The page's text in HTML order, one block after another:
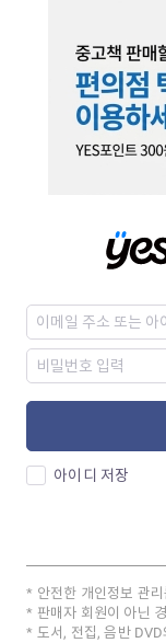
아이디 저장
안전한 개인정보 관
판매자 회원이 아닌
도서, 전집, 음반